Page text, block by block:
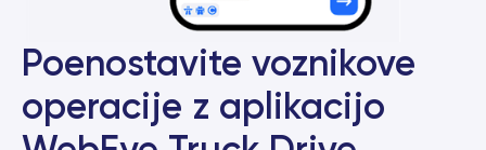
Poenostavite voznikove
operacije z aplikacijo